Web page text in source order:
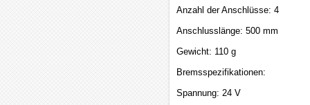
Anzahl der Anschlüsse: 4
Anschlusslänge: 500 mm
Gewicht: 110 g
Bremsspezifikationen:
Spannung: 24 V